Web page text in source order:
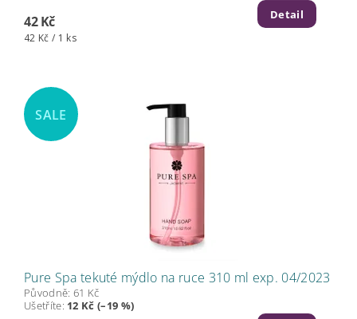
42 Kč
42 Kč / 1 ks
Detail
SALE
Pure Spa tekuté mýdlo na ruce 310 ml exp. 04/2023
Původně: 61 Kč
Ušetříte: 12 Kč (–19 %)